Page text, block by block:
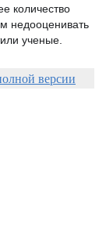
количество
недооценивать
ученые.
версии